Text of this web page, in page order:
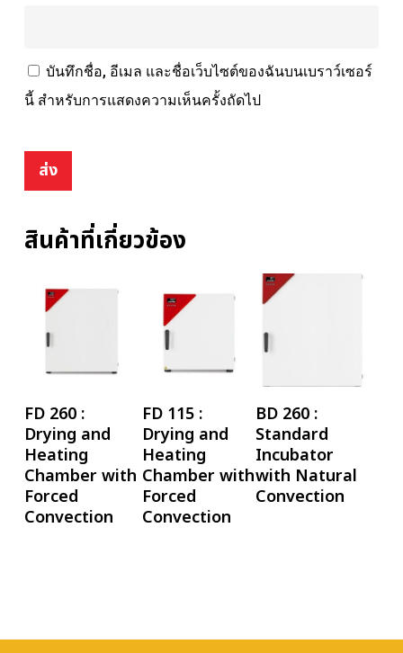
บันทึกชื่อ, อีเมล และชื่อเว็บไซต์ของฉันบนเบราว์เซอร์
นี้ สำหรับการแสดงความเห็นครั้งถัดไป
สินค้าที่เกี่ยวข้อง
อ่านเพิ่ม
FD 260 :
Drying and
Heating
Chamber with
Forced
Convection
อ่านเพิ่ม
FD 115 :
Drying and
Heating
Chamber with
Forced
Convection
อ่านเพิ่ม
BD 260 :
Standard
Incubator
with Natural
Convection